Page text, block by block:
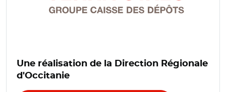
Une réalisation de la Direction Régionale
d'Occitanie